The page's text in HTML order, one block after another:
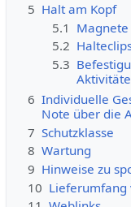
5 Halt am Kopf
5.1 Magnete
5.2
5.3
6 Individuelle
Note über die
7 Schutzklasse
8 Wartung
9 Hinweise zu
10 Lieferumfang